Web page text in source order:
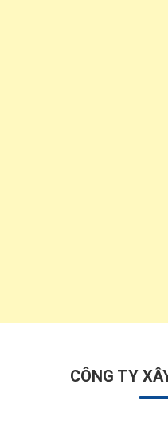
CÔNG TY